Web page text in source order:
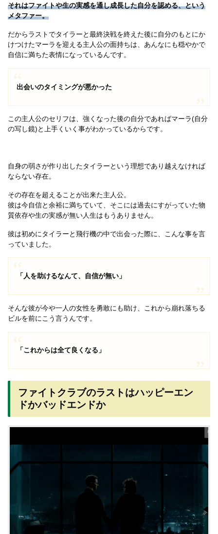
それはファイトや生の実感を通し成長した自分を認める、という
メタファー。
だからラストでタイラーと最終決戦を終えた後に自分のもとにか
けつけたマーラを迎える主人公の面持ちは、あんなにも穏やかで
自信に満ちた表情になっているんです。
出会いのタイミングが悪かった
この主人公のセリフは、強くなった後の自分であればマーラ(自分
の写し鏡)と上手くいく事がわかっているからです。
自身の弱さが作り出したタイラーという理想であり越えなければ
ならない存在。
その存在を超えることが出来た主人公。
彼は今自信と余裕に満ちていて、そこには過去にすがっていた物
質依存や生の実感が無い人生はもうありません。
彼は初めにタイラーと飛行機の中で出会った際に、こんな事を言
っていました。
「人を助けるなんて、自信が無い」
そんな彼が今や一人の女性を勇敢にも助け、これから崩れ落ちる
ビルを前にこう言うんです。
「これからは全て良くなる」
ファイトクラブのラストはハッピーエン
ドかバッドエンドか